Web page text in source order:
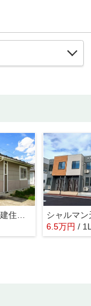
南小畑２丁目戸建住宅Ｃ
シャルマ
6.5万円 /